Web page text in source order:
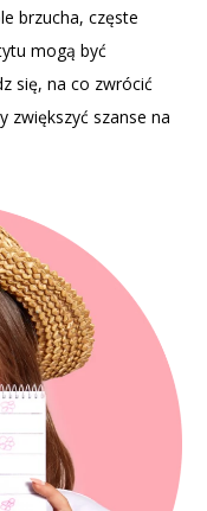
brzucha, częste
mogą być
się, na co zwrócić
zwiększyć szanse na